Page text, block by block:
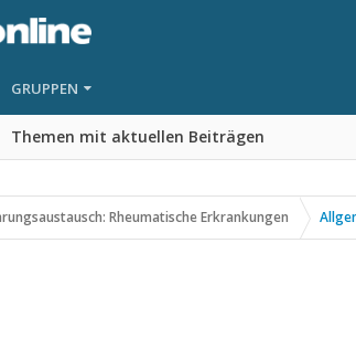
Themen mit aktuellen Beiträgen
GRUPPEN
Rheumatische Erkrankungen